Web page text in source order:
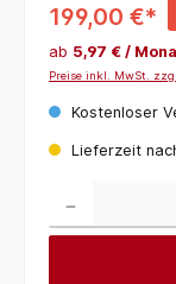
199,00 €*
ab 5,97 € /
Preise inkl. MwSt.
Kostenloser
Lieferzeit